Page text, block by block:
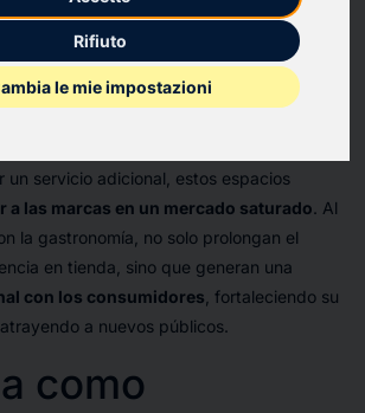
Rifiuto
le mie impostazioni
y mejoran la experiencia del cliente.
de Zacaffé en Madrid, junto con
en Lisboa y China, confirma que esta
moda pasajera, sino un movimiento
un servicio adicional, estos espacios
a las marcas en un mercado saturado. Al
la gastronomía, no solo prolongan el
en tienda, sino que generan una
con los consumidores , fortaleciendo su
a nuevos públicos.
como